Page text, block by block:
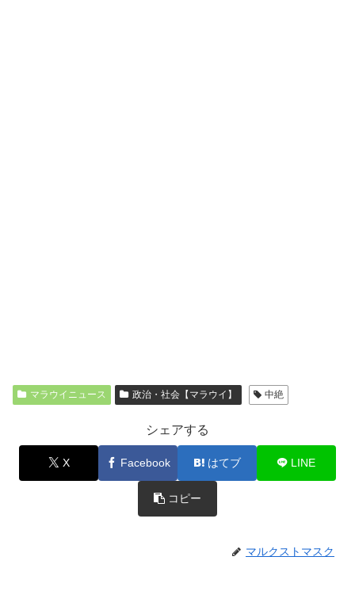
マラウイニュース 政治・社会【マラウイ】 中絶
シェアする
X Facebook はてブ LINE
コピー
マルクストマスク